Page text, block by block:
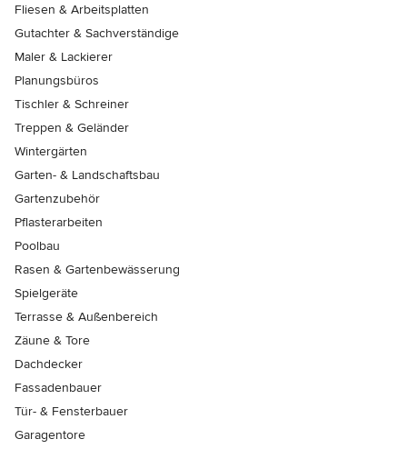
Fliesen & Arbeitsplatten
Gutachter & Sachverständige
Maler & Lackierer
Planungsbüros
Tischler & Schreiner
Treppen & Geländer
Wintergärten
Garten- & Landschaftsbau
Gartenzubehör
Pflasterarbeiten
Poolbau
Rasen & Gartenbewässerung
Spielgeräte
Terrasse & Außenbereich
Zäune & Tore
Dachdecker
Fassadenbauer
Tür- & Fensterbauer
Garagentore